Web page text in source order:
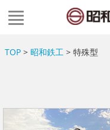
TOP> 昭和鉄工> 特殊型